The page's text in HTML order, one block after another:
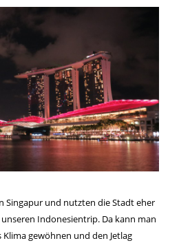
Singapur und nutzten die Stadt eher
Indonesientrip. Da kann man
gewöhnen und den Jetlag